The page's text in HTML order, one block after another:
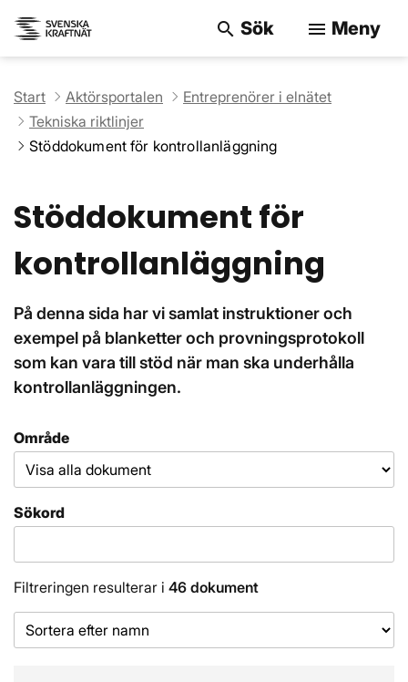
search Sök menu Meny
Start Aktörsportalen
Entreprenörer i elnätet
Tekniska riktlinjer
Stöddokument för kontrollanläggning
Stöddokument för
kontrollanläggning
På denna sida har vi samlat instruktioner och
exempel på blanketter och provningsprotokoll
som kan vara till stöd när man ska underhålla
kontrollanläggningen.
Område
Sökord
Filtreringen resulterar i 46 dokument
Sorteringsordning